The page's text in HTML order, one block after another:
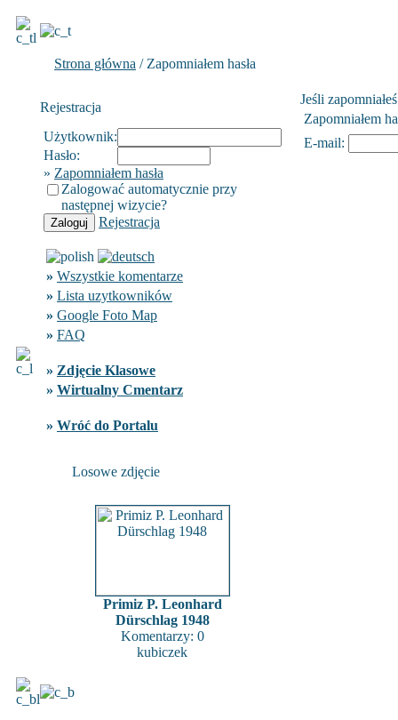
Strona główna / Zapomniałem hasła
Rejestracja
Użytkownik:
Hasło:
» Zapomniałem hasła
Zalogować automatycznie przy
następnej wizycie?
Rejestracja
» Wszystkie komentarze
» Lista uzytkowników
» Google Foto Map
» FAQ
» Zdjęcie Klasowe
» Wirtualny Cmentarz
» Wróć do Portalu
Losowe zdjęcie
Primiz P. Leonhard
Dürschlag 1948
Komentarzy: 0
kubiczek
Jeśli
Zapomniałem
E-mail: